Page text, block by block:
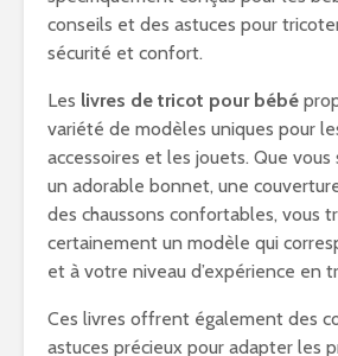
conseils et des astuces pour
sécurité et confort.
Les livres de tricot pour bébé
variété de modèles uniques pour
accessoires et les jouets. Que
un adorable bonnet, une
des chaussons confortables, vous
certainement un modèle qui
et à votre niveau d’expérience en
Ces livres offrent également des
astuces précieux pour adapter les